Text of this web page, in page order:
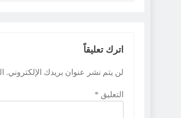
اترك تعليقاً
لن يتم نشر عنوان بريدك الإلكتروني.
التعليق *